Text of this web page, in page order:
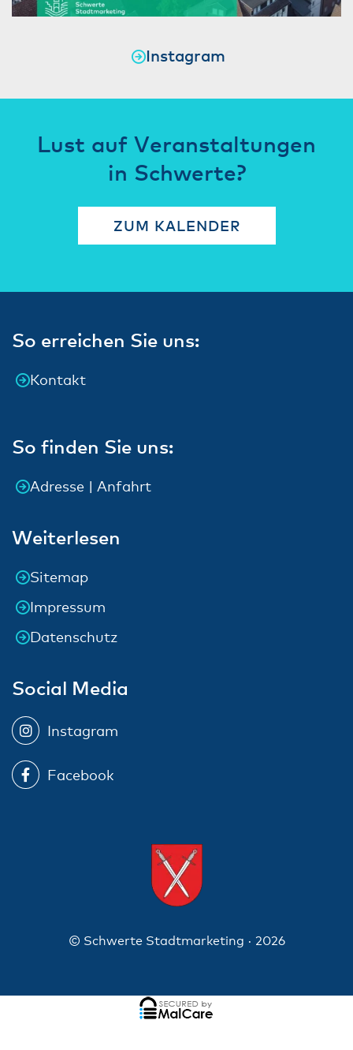
Instagram
Lust auf Veranstaltungen
in Schwerte?
ZUM KALENDER
So erreichen Sie uns:
Kontakt
So finden Sie uns:
Adresse | Anfahrt
Weiterlesen
Sitemap
Impressum
Datenschutz
Social Media
Instagram
Facebook
© Schwerte Stadtmarketing · 2026